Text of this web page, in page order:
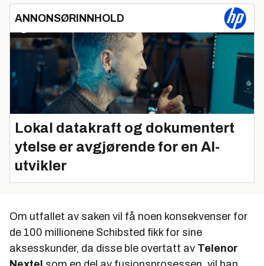
ANNONSØRINNHOLD
Lokal datakraft og dokumentert
ytelse er avgjørende for en AI-
utvikler
Om utfallet av saken vil få noen konsekvenser for
de 100 millionene Schibsted fikk for sine
aksesskunder, da disse ble overtatt av Telenor